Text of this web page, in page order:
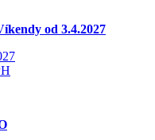
od 3.4.2027